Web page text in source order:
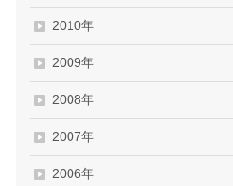
2010年
2009年
2008年
2007年
2006年